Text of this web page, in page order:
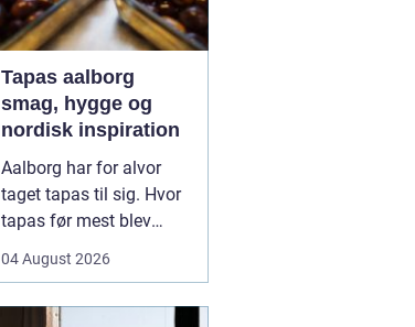
Tapas aalborg
smag, hygge og
nordisk inspiration
Aalborg har for alvor
taget tapas til sig. Hvor
tapas før mest blev
spanske barer, er
04 August 2026